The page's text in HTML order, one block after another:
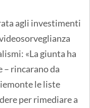
agli investimenti
«La giunta ha
– rincarano da
le liste
per rimediare a